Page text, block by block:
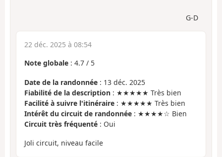
G-D
22 déc. 2025 à 08:54
Note globale : 4.7 / 5
Date de la randonnée : 13 déc. 2025
Fiabilité de la description : ★★★★★ Très bien
Facilité à suivre l'itinéraire : ★★★★★ Très bien
Intérêt du circuit de randonnée : ★★★★☆ Bien
Circuit très fréquenté : Oui
Joli circuit, niveau facile